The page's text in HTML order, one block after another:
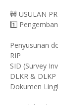
🚧 USULAN
1️⃣
Penyusunan
RIP
SID (Survey
DLKR & DLKP
Dokumen